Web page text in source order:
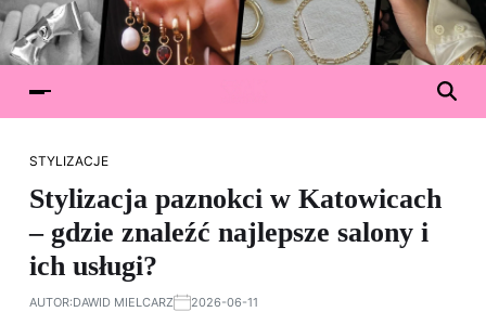
STYLIZACJE
Stylizacja paznokci w Katowicach
– gdzie znaleźć najlepsze salony i
ich usługi?
AUTOR:DAWID MIELCARZ 2026-06-11